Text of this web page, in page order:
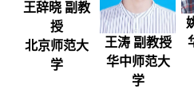
王辞晓 副教
授
北京师范大
学
王涛 副教授
华中师范大
学